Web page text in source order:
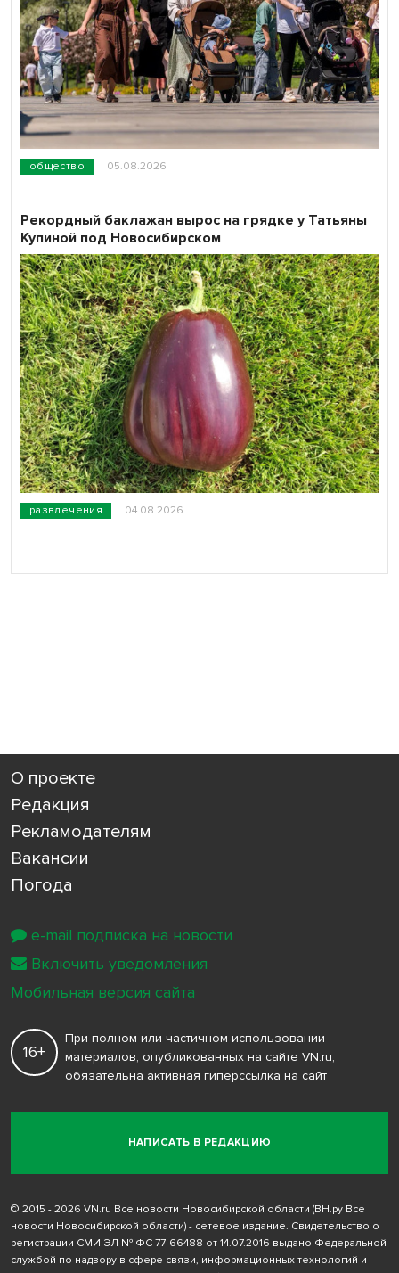
общество 05.08.2026
развлечения 04.08.2026
Рекордный баклажан вырос на грядке у Татьяны
Купиной под Новосибирском
О проекте
Редакция
Рекламодателям
Вакансии
Погода
НАПИСАТЬ В РЕДАКЦИЮ
16+
При полном или частичном использовании
материалов, опубликованных на сайте VN.ru,
обязательна активная гиперссылка на сайт
© 2015 - 2026 VN.ru Все новости Новосибирской области (ВН.ру Все
новости Новосибирской области) - сетевое издание. Свидетельство о
регистрации СМИ ЭЛ № ФС 77-66488 от 14.07.2016 выдано Федеральной
службой по надзору в сфере связи, информационных технологий и
e-mail подписка на новости
Включить уведомления
Мобильная версия сайта